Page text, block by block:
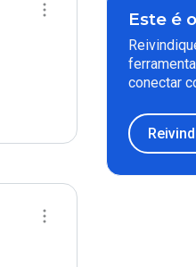
Este é
conectar